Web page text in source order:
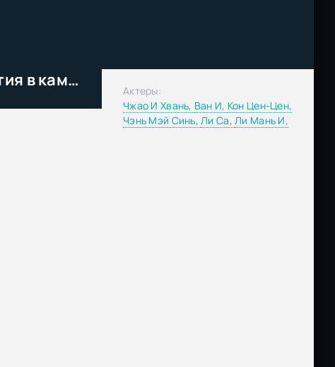
Сверхъестественные события в кампусе / Паранормальные явления в кампусе (2013)
Актеры:
Чжао И Хвань, Ван И, Кон Цен-Цен,
Чэнь Мэй Синь,Ли Са,Ли Мань И,